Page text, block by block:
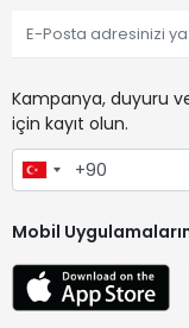
Kampanya, duyuru
için kayıt olun.
Mobil